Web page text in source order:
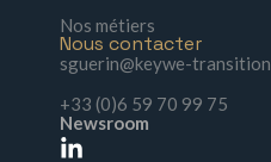
Nos métiers
Nous contacter
sguerin@keywe-
+33 (0)6 59 70 99 75
Newsroom